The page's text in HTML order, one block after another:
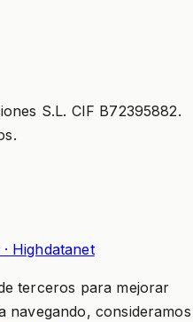
S.L. CIF B72395882.
Highdatanet
terceros para mejorar
navegando, consideramos